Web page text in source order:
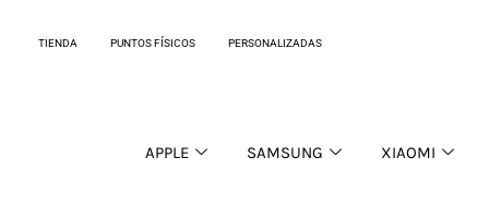
TIENDA PUNTOS FÍSICOS PERSONALIZADAS
APPLE SAMSUNG XIAOMI